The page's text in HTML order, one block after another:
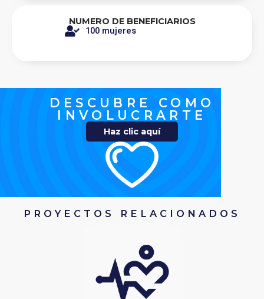
NUMERO DE BENEFICIARIOS
100 mujeres
DESCUBRE COMO
INVOLUCRARTE
Haz clic aquí
PROYECTOS RELACIONADOS